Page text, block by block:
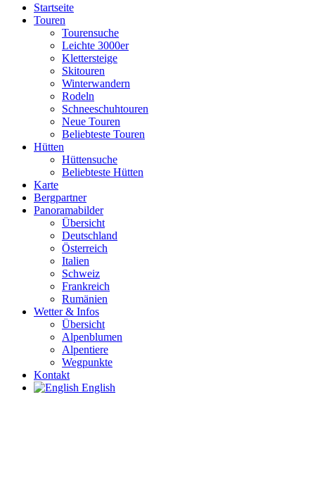
Startseite
Touren
Tourensuche
Leichte 3000er
Klettersteige
Skitouren
Winterwandern
Rodeln
Schneeschuhtouren
Neue Touren
Beliebteste Touren
Hütten
Hüttensuche
Beliebteste Hütten
Karte
Bergpartner
Panoramabilder
Übersicht
Deutschland
Österreich
Italien
Schweiz
Frankreich
Rumänien
Wetter & Infos
Übersicht
Alpenblumen
Alpentiere
Wegpunkte
Kontakt
English